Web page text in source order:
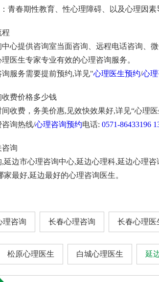
青春期性教育、性心理障碍、以及心理因素
程
心提供咨询室当面咨询、远程电话咨询、
医生专家专业有效的心理咨询服务。
服务需要提前预约,详见"心理医生预约/心
费价格多少钱
收费，务美价惠,见效快效果好,详见“心理医
询热线/心理咨询预约电话: 0571-86433196
咨询
延边市心理咨询中心,延边心理科,延边心理
最好,延边最好的心理咨询医生。
理咨询 长春心理咨询 长春心理医
松原心理医生 白城心理医生 延